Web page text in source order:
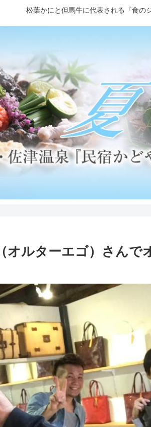
松葉かにと但馬牛に代表される『食の
オルターエゴ）さんで